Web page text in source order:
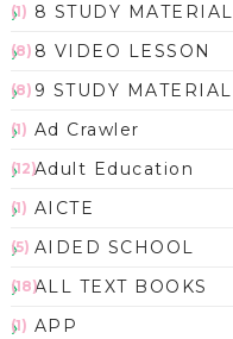
8 STUDY MATERIAL
(1)
8 VIDEO LESSON
(8)
9 STUDY MATERIAL
(8)
Ad Crawler
(1)
Adult Education
(12)
AICTE
(1)
AIDED SCHOOL
(5)
ALL TEXT BOOKS
(18)
APP
(1)